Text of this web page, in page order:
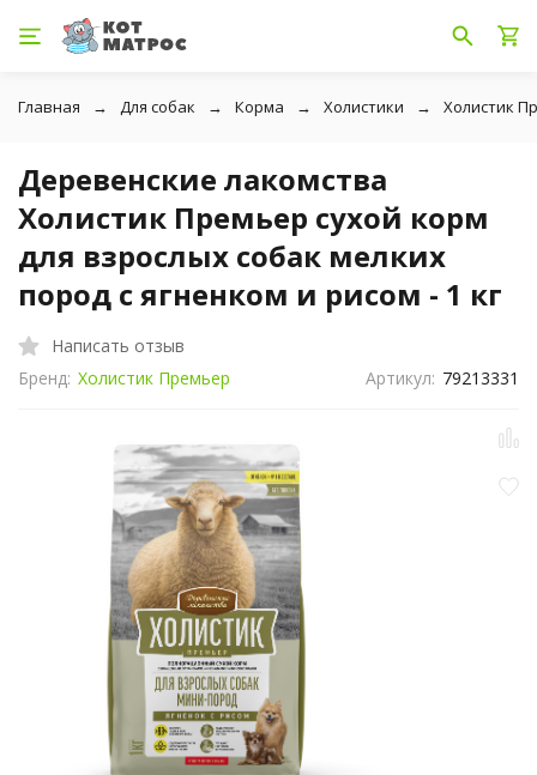
Главная Для собак Корма Холистики Холистик
Деревенские лакомства
Холистик Премьер сухой корм
для взрослых собак мелких
пород с ягненком и рисом - 1 кг
Написать отзыв
Бренд: Холистик Премьер Артикул: 79213331